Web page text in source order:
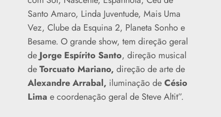
Santo Amaro, Linda Juventude, Mais Uma
Vez, Clube da Esquina 2, Planeta Sonho e
Besame. O grande show, tem direção geral
deJorge Espírito Santo, direção musical
deTorcuato Mariano, direção de arte de
Alexandre Arrabal, iluminação deCésio
Lima e coordenação geral de Steve Altit”.